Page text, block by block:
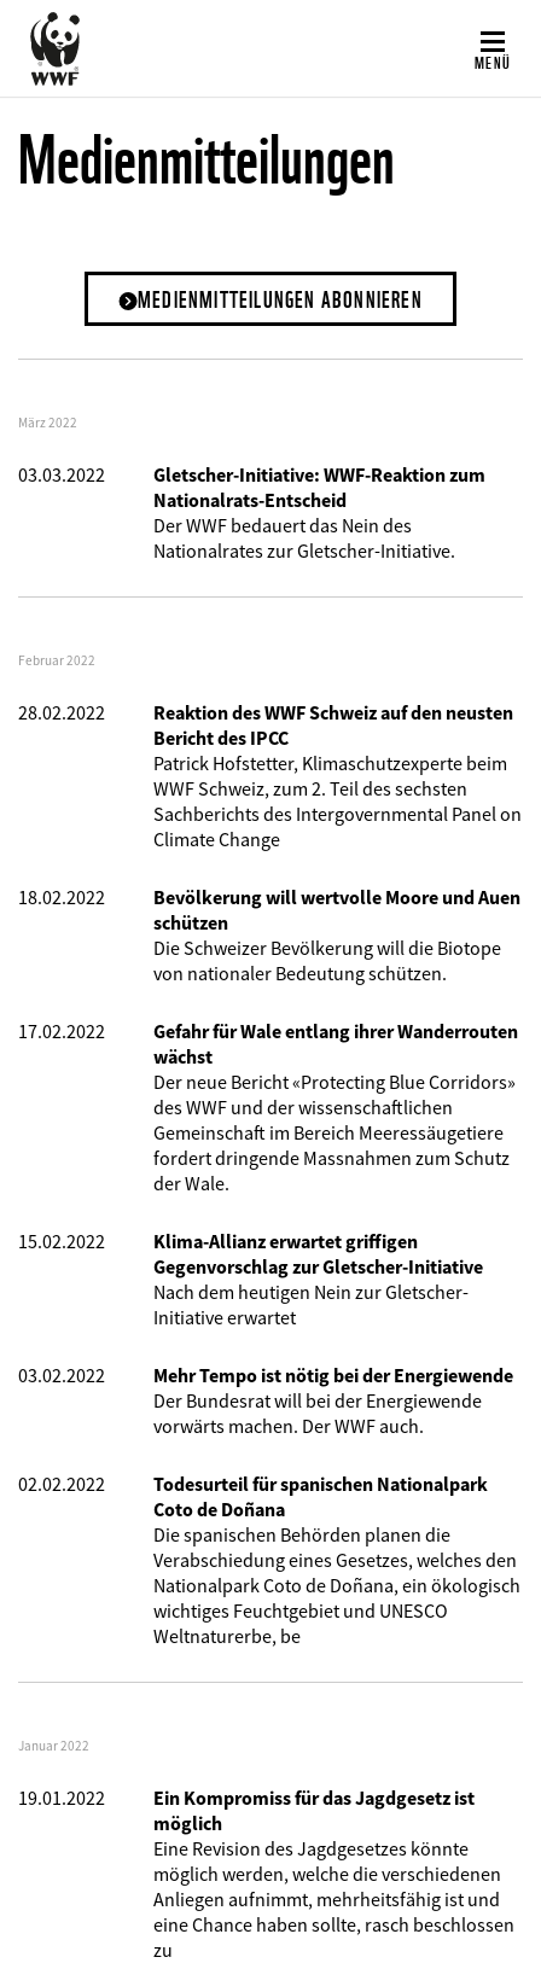
Direkt
zum
Inhalt
MENÜ
Medienmitteilungen
MEDIENMITTEILUNGEN ABONNIEREN
März 2022
03.03.2022
Gletscher-Initiative: WWF-Reaktion zum
Nationalrats-Entscheid
Der WWF bedauert das Nein des
Nationalrates zur Gletscher-Initiative.
Februar 2022
28.02.2022
Reaktion des WWF Schweiz auf den neusten
Bericht des IPCC
Patrick Hofstetter, Klimaschutzexperte beim
WWF Schweiz, zum 2. Teil des sechsten
Sachberichts des Intergovernmental Panel on
Climate Change
18.02.2022
Bevölkerung will wertvolle Moore und Auen
schützen
Die Schweizer Bevölkerung will die Biotope
von nationaler Bedeutung schützen.
17.02.2022
Gefahr für Wale entlang ihrer Wanderrouten
wächst
Der neue Bericht «Protecting Blue Corridors»
des WWF und der wissenschaftlichen
Gemeinschaft im Bereich Meeressäugetiere
fordert dringende Massnahmen zum Schutz
der Wale.
15.02.2022
Klima-Allianz erwartet griffigen
Gegenvorschlag zur Gletscher-Initiative
Nach dem heutigen Nein zur Gletscher-
Initiative erwartet
03.02.2022
Mehr Tempo ist nötig bei der Energiewende
Der Bundesrat will bei der Energiewende
vorwärts machen. Der WWF auch.
02.02.2022
Todesurteil für spanischen Nationalpark
Coto de Doñana
Die spanischen Behörden planen die
Verabschiedung eines Gesetzes, welches den
Nationalpark Coto de Doñana, ein ökologisch
wichtiges Feuchtgebiet und UNESCO
Weltnaturerbe, be
Januar 2022
19.01.2022
Ein Kompromiss für das Jagdgesetz ist
möglich
Eine Revision des Jagdgesetzes könnte
möglich werden, welche die verschiedenen
Anliegen aufnimmt, mehrheitsfähig ist und
eine Chance haben sollte, rasch beschlossen
zu